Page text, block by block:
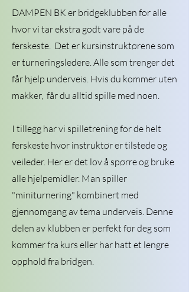
DAMPEN BK er bridgeklubben for alle
hvor vi tar ekstra godt vare på de
ferskeste. Det er kursinstruktørene som
er turneringsledere. Alle som trenger det
får hjelp underveis. Hvis du kommer uten
makker, får du alltid spille med noen.
I tillegg har vi spilletrening for de helt
ferskeste hvor instruktør er tilstede og
veileder. Her er det lov å spørre og bruke
alle hjelpemidler. Man spiller
"miniturnering" kombinert med
gjennomgang av tema underveis. Denne
delen av klubben er perfekt for deg som
kommer fra kurs eller har hatt et lengre
opphold fra bridgen.